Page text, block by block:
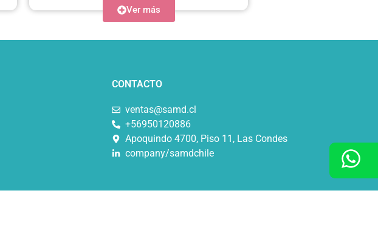
Ver más
CONTACTO
ventas@samd.cl
+56950120886
Apoquindo 4700, Piso 11, Las Condes
company/samdchile